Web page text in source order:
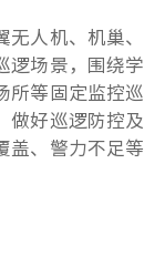
人机、机巢、
逻场景，围绕学
所等固定监控巡
做好巡逻防控及
盖、警力不足等